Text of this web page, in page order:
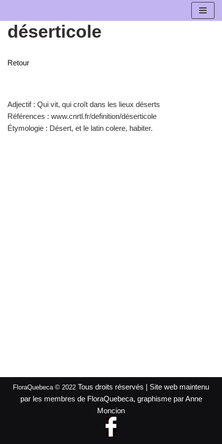
Aller
au
déserticole
Retour
Adjectif : Qui vit, qui croît dans les lieux déserts
Références : www.cnrtl.fr/definition/déserticole
Étymologie : Désert, et le latin colere, habiter.
FloraQuebeca © 2022 Tous droits réservés | Site web maintenu
par les membres de FloraQuebeca, graphisme par Anne
Moncion